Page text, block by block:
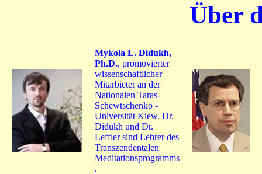
Über
Mykola L. Didukh,
Ph.D., promovierter
wissenschaftlicher
Mitarbieter an der
Nationalen Taras-
Schewtschenko -
Universität Kiew. Dr.
Didukh und Dr.
Leffler sind Lehrer des
Transzendentalen
Meditationsprogramms
.